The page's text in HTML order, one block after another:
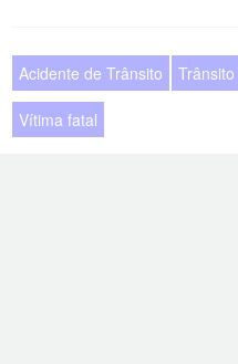
Acidente de Trânsito Trânsito
Vítima fatal